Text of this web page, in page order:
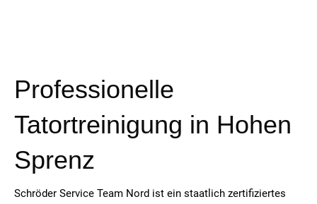
Professionelle
Tatortreinigung in Hohen
Sprenz
Schröder Service Team Nord ist ein staatlich zertifiziertes